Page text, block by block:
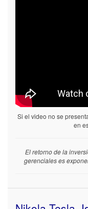
Si el video no se
en
El retorno de la
gerenciales es